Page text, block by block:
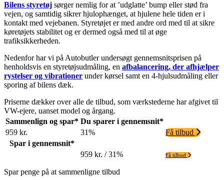
Bilens styretøj sørger nemlig for at ’udglatte’ bump eller stød fra
vejen, og samtidig sikrer hjulophænget, at hjulene hele tiden er i
kontakt med vejebanen. Styretøjet er med andre ord med til at sikre
køretøjets stabilitet og er dermed også med til at øge
trafiksikkerheden.
Nedenfor har vi på Autobutler undersøgt gennemsnitsprisen på
henholdsvis en styretøjsudmåling, en afbalancering, der afhjælper
rystelser og vibrationer under kørsel samt en 4-hjulsudmåling eller
sporing af bilens dæk.
Priserne dækker over alle de tilbud, som værkstederne har afgivet til
VW-ejere, uanset model og årgang.
Sammenlign og spar* Du sparer i gennemsnit*
959 kr.
31%
Få tilbud
Spar i gennemsnit*
959 kr. / 31%
Få tilbud
Spar penge på at sammenligne tilbud